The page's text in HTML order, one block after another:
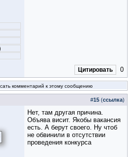
Цитировать 0
комментарий к этому сообщению
#15 (ссылка)
Нет, там другая причина.
Объява висит. Якобы вакансия
есть. А берут своего. Ну чтоб
не обвинили в отсутствии
проведения конкурса